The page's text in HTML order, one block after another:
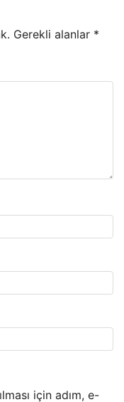
Gerekli alanlar *
için adım, e-